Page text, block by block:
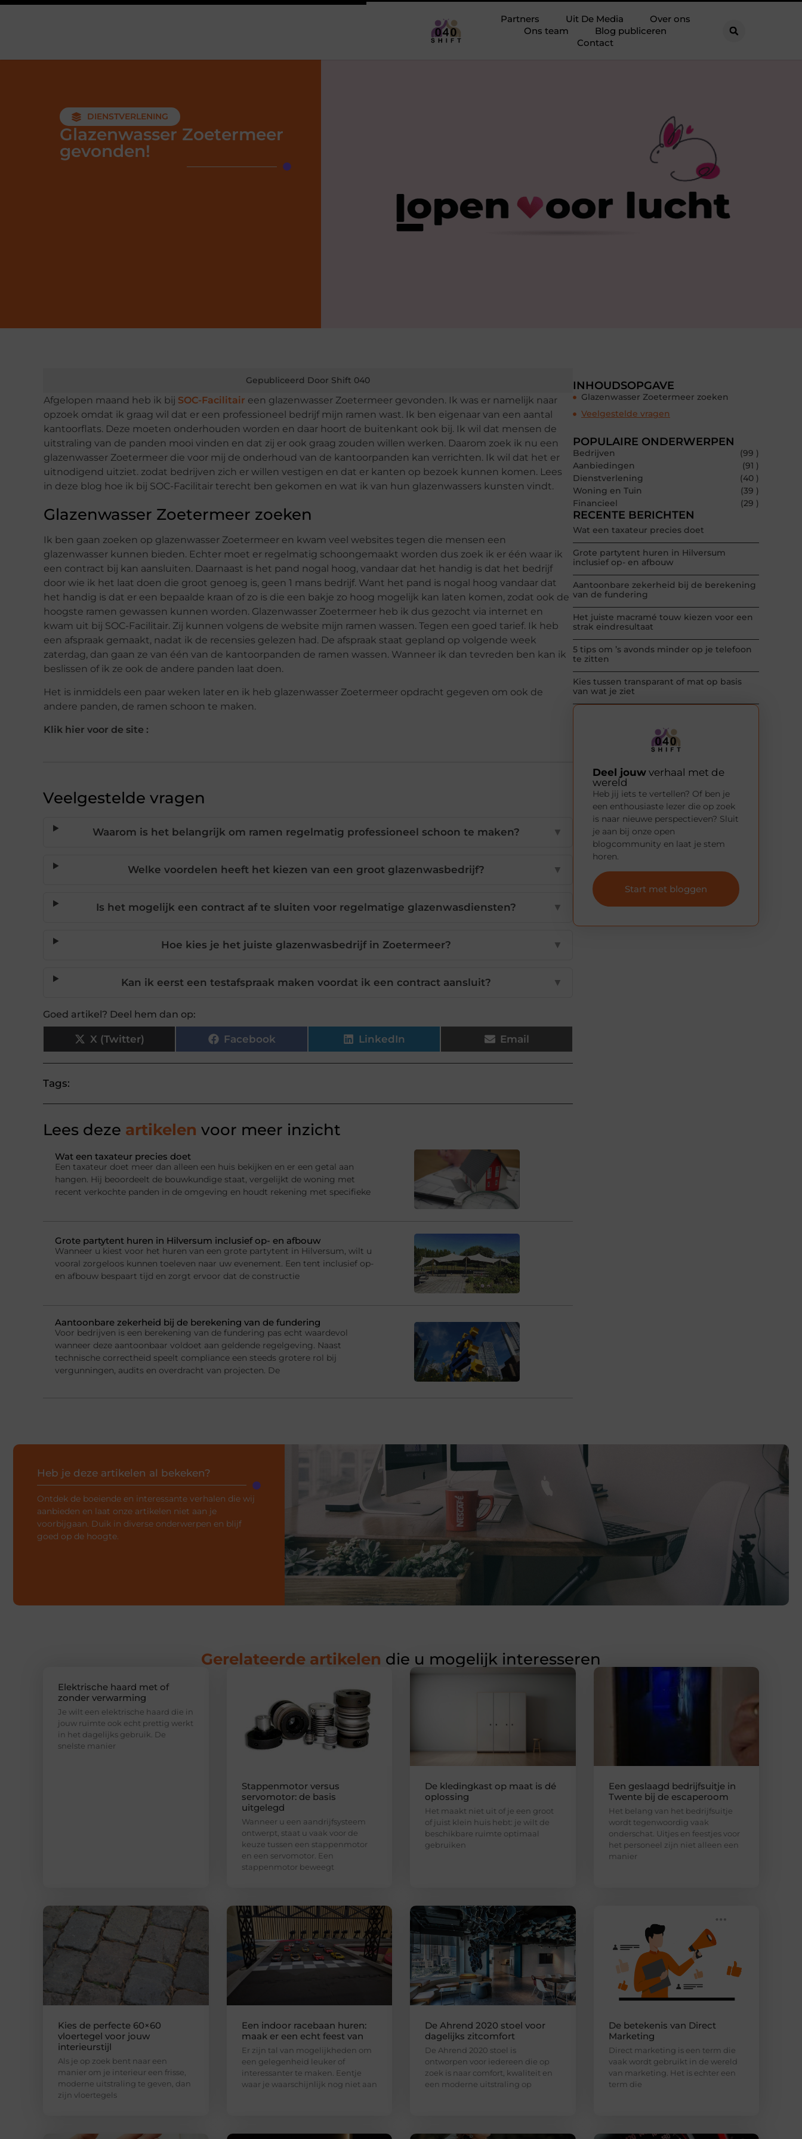
Partners Uit De Media
Over ons
Ons team
Blog publiceren
Contact
DIENSTVERLENING
Glazenwasser Zoetermeer
gevonden!
Gepubliceerd Door Shift 040
Afgelopen maand heb ik bij SOC-Facilitair een glazenwasser Zoetermeer gevonden. Ik was er namelijk naar
opzoek omdat ik graag wil dat er een professioneel bedrijf mijn ramen wast. Ik ben eigenaar van een aantal
kantoorflats. Deze moeten onderhouden worden en daar hoort de buitenkant ook bij. Ik wil dat mensen de
uitstraling van de panden mooi vinden en dat zij er ook graag zouden willen werken. Daarom zoek ik nu een
glazenwasser Zoetermeer die voor mij de onderhoud van de kantoorpanden kan verrichten. Ik wil dat het er
uitnodigend uitziet. zodat bedrijven zich er willen vestigen en dat er kanten op bezoek kunnen komen. Lees
in deze blog hoe ik bij SOC-Facilitair terecht ben gekomen en wat ik van hun glazenwassers kunsten vindt.
Glazenwasser Zoetermeer zoeken
Ik ben gaan zoeken op glazenwasser Zoetermeer en kwam veel websites tegen die mensen een
glazenwasser kunnen bieden. Echter moet er regelmatig schoongemaakt worden dus zoek ik er één waar ik
een contract bij kan aansluiten. Daarnaast is het pand nogal hoog, vandaar dat het handig is dat het bedrijf
door wie ik het laat doen die groot genoeg is, geen 1 mans bedrijf. Want het pand is nogal hoog vandaar dat
het handig is dat er een bepaalde kraan of zo is die een bakje zo hoog mogelijk kan laten komen, zodat ook de
hoogste ramen gewassen kunnen worden. Glazenwasser Zoetermeer heb ik dus gezocht via internet en
kwam uit bij SOC-Facilitair. Zij kunnen volgens de website mijn ramen wassen. Tegen een goed tarief. Ik heb
een afspraak gemaakt, nadat ik de recensies gelezen had. De afspraak staat gepland op volgende week
zaterdag, dan gaan ze van één van de kantoorpanden de ramen wassen. Wanneer ik dan tevreden ben kan ik
beslissen of ik ze ook de andere panden laat doen.
Het is inmiddels een paar weken later en ik heb glazenwasser Zoetermeer opdracht gegeven om ook de
andere panden, de ramen schoon te maken.
Klik hier voor de site :
Veelgestelde vragen
Waarom is het belangrijk om ramen regelmatig professioneel schoon te maken? ▼
Welke voordelen heeft het kiezen van een groot glazenwasbedrijf? ▼
Is het mogelijk een contract af te sluiten voor regelmatige glazenwasdiensten? ▼
Hoe kies je het juiste glazenwasbedrijf in Zoetermeer? ▼
Kan ik eerst een testafspraak maken voordat ik een contract aansluit? ▼
Goed artikel? Deel hem dan op:
X (Twitter) Facebook LinkedIn Email
Tags:
Lees deze artikelen voor meer inzicht
Wat een taxateur precies doet
Een taxateur doet meer dan alleen een huis bekijken en er een getal aan
hangen. Hij beoordeelt de bouwkundige staat, vergelijkt de woning met
recent verkochte panden in de omgeving en houdt rekening met specifieke
Grote partytent huren in Hilversum inclusief op- en afbouw
Wanneer u kiest voor het huren van een grote partytent in Hilversum, wilt u
vooral zorgeloos kunnen toeleven naar uw evenement. Een tent inclusief op-
en afbouw bespaart tijd en zorgt ervoor dat de constructie
Aantoonbare zekerheid bij de berekening van de fundering
Voor bedrijven is een berekening van de fundering pas echt waardevol
wanneer deze aantoonbaar voldoet aan geldende regelgeving. Naast
technische correctheid speelt compliance een steeds grotere rol bij
vergunningen, audits en overdracht van projecten. De
INHOUDSOPGAVE
Glazenwasser Zoetermeer zoeken
Veelgestelde vragen
POPULAIRE ONDERWERPEN
Bedrijven
(99 )
Aanbiedingen
(91 )
Dienstverlening
(40 )
Woning en Tuin
(39 )
Financieel
(29 )
RECENTE BERICHTEN
Wat een taxateur precies doet
Grote partytent huren in Hilversum
inclusief op- en afbouw
Aantoonbare zekerheid bij de berekening
van de fundering
Het juiste macramé touw kiezen voor een
strak eindresultaat
5 tips om ’s avonds minder op je telefoon
te zitten
Kies tussen transparant of mat op basis
van wat je ziet
Deel jouw verhaal met de
wereld
Heb jij iets te vertellen? Of ben je
een enthousiaste lezer die op zoek
is naar nieuwe perspectieven? Sluit
je aan bij onze open
blogcommunity en laat je stem
horen.
Start met bloggen
Heb je deze artikelen al bekeken?
Ontdek de boeiende en interessante verhalen die wij
aanbieden en laat onze artikelen niet aan je
voorbijgaan. Duik in diverse onderwerpen en blijf
goed op de hoogte.
Gerelateerde artikelen die u mogelijk interesseren
Elektrische haard met of
zonder verwarming
Je wilt een elektrische haard die in
jouw ruimte ook echt prettig werkt
in het dagelijks gebruik. De
snelste manier
Stappenmotor versus
servomotor: de basis
uitgelegd
Wanneer u een aandrijfsysteem
ontwerpt, staat u vaak voor de
keuze tussen een stappenmotor
en een servomotor. Een
stappenmotor beweegt
De kledingkast op maat is dé
oplossing
Het maakt niet uit of je een groot
of juist klein huis hebt: je wilt de
beschikbare ruimte optimaal
gebruiken
Een geslaagd bedrijfsuitje in
Twente bij de escaperoom
Het belang van het bedrijfsuitje
wordt tegenwoordig vaak
onderschat. Uitjes en feestjes voor
het personeel zijn niet alleen een
manier
Kies de perfecte 60×60
vloertegel voor jouw
interieurstijl
Als je op zoek bent naar een
manier om je interieur een frisse,
moderne uitstraling te geven, dan
zijn vloertegels
Een indoor racebaan huren:
maak er een echt feest van
Er zijn tal van mogelijkheden om
een gelegenheid leuker of
interessanter te maken. Eentje
waar je waarschijnlijk nog niet aan
De Ahrend 2020 stoel voor
dagelijks zitcomfort
De Ahrend 2020 stoel is
ontworpen voor iedereen die op
zoek is naar comfort, kwaliteit en
een moderne uitstraling op
De betekenis van Direct
Marketing
Direct marketing is een term die
vaak wordt gebruikt in de wereld
van marketing. Het is echter een
term die